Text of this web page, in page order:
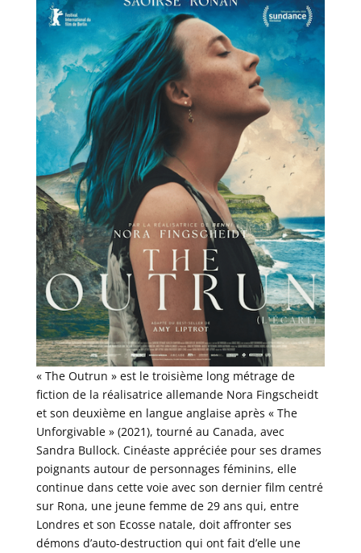
« The Outrun » est le troisième long métrage de
fiction de la réalisatrice allemande Nora Fingscheidt
et son deuxième en langue anglaise après « The
Unforgivable » (2021), tourné au Canada, avec
Sandra Bullock. Cinéaste appréciée pour ses drames
poignants autour de personnages féminins, elle
continue dans cette voie avec son dernier film centré
sur Rona, une jeune femme de 29 ans qui, entre
Londres et son Ecosse natale, doit affronter ses
démons d’auto-destruction qui ont fait d’elle une